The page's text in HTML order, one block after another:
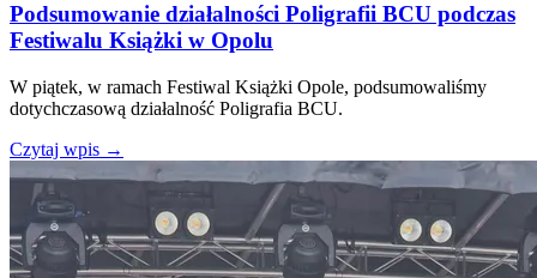
Podsumowanie działalności Poligrafii BCU podczas
Festiwalu Książki w Opolu
W piątek, w ramach Festiwal Książki Opole, podsumowaliśmy
dotychczasową działalność Poligrafia BCU.
Czytaj wpis →